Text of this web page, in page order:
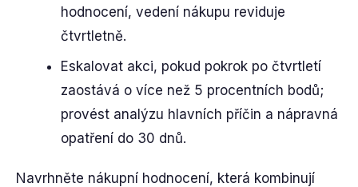
hodnocení, vedení nákupu reviduje
čtvrtletně.
Eskalovat akci, pokud pokrok po čtvrtletí
zaostává o více než 5 procentních bodů;
provést analýzu hlavních příčin a nápravná
opatření do 30 dnů.
Navrhněte nákupní hodnocení, která kombinují